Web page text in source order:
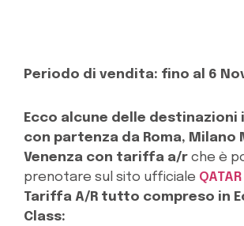
Periodo di vendita: fino al 6
Ecco alcune delle
con partenza da Roma, Milano
Venenza con tariffa a/r che è
prenotare sul sito ufficiale
Tariffa A/R tutto compreso in
Class: